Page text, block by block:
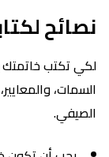
نصائح
لكي تكتب خاتمتك
السمات،
الصيفي.